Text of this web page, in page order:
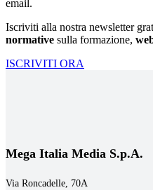
email.
Iscriviti alla nostra newsletter
normative sulla formazione,
ISCRIVITI ORA
Mega Italia Media S.p.A.
Via Roncadelle, 70A